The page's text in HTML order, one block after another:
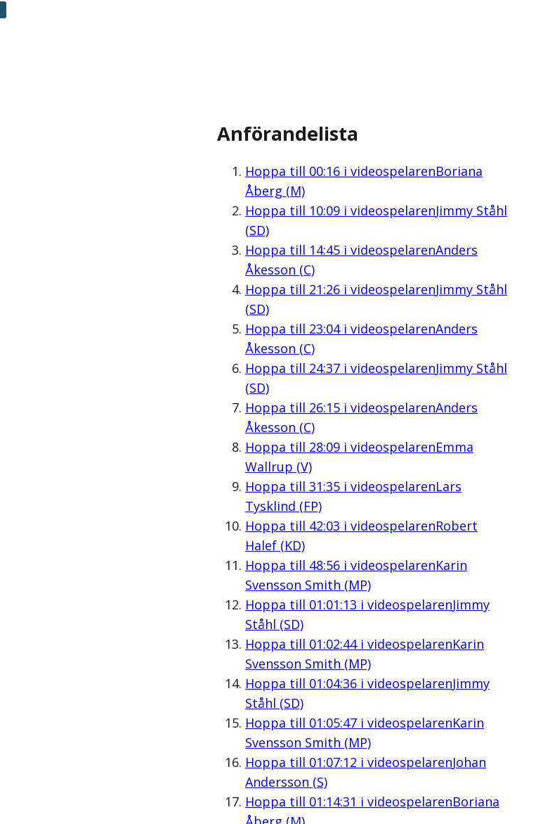
Anförandelista
Hoppa till 00:16i videospelarenBoriana
Åberg (M)
Hoppa till 10:09i videospelarenJimmy Ståhl
(SD)
Hoppa till 14:45i videospelarenAnders
Åkesson (C)
Hoppa till 21:26i videospelarenJimmy Ståhl
(SD)
Hoppa till 23:04i videospelarenAnders
Åkesson (C)
Hoppa till 24:37i videospelarenJimmy Ståhl
(SD)
Hoppa till 26:15i videospelarenAnders
Åkesson (C)
Hoppa till 28:09i videospelarenEmma
Wallrup (V)
Hoppa till 31:35i videospelarenLars
Tysklind (FP)
Hoppa till 42:03 i videospelarenRobert
Halef (KD)
Hoppa till 48:56i videospelarenKarin
Svensson Smith (MP)
Hoppa till 01:01:13 i videospelarenJimmy
Ståhl (SD)
Hoppa till 01:02:44i videospelarenKarin
Svensson Smith (MP)
Hoppa till 01:04:36i videospelarenJimmy
Ståhl (SD)
Hoppa till 01:05:47i videospelarenKarin
Svensson Smith (MP)
Hoppa till 01:07:12 i videospelarenJohan
Andersson (S)
Hoppa till 01:14:31 i videospelarenBoriana